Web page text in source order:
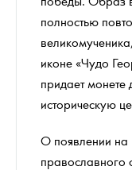
полностью
иконе «Чудо
придает монете
историческую
О появлении на
православного